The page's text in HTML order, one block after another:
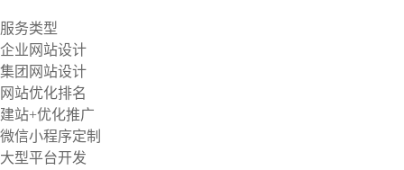
服务类型
企业网站设计
集团网站设计
网站优化排名
建站+优化推广
微信小程序定制
大型平台开发